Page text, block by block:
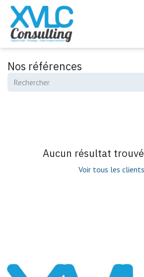
Se rendre au contenu
Nos références
Aucun résultat
Voir tous les clients